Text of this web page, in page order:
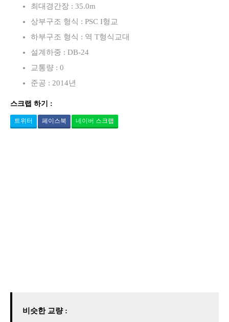
최대경간장 : 35.0m
상부구조 형식 : PSC I형교
하부구조 형식 : 역 T형식교대
설계하중 : DB-24
교통량 : 0
준공 : 2014년
스크랩 하기 :
트위터 페이스북 네이버 스크랩
비슷한 교량 :